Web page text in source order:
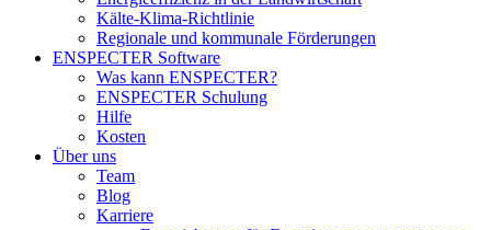
Kälte-Klima-Richtlinie
Regionale und kommunale Förderungen
ENSPECTER Software
Was kann ENSPECTER?
ENSPECTER Schulung
Hilfe
Kosten
Über uns
Team
Blog
Karriere